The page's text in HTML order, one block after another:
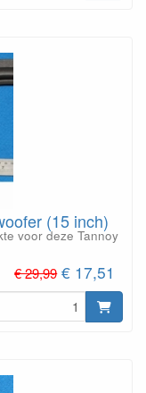
(15 inch)
voor deze Tannoy
€ 29,99 € 17,51